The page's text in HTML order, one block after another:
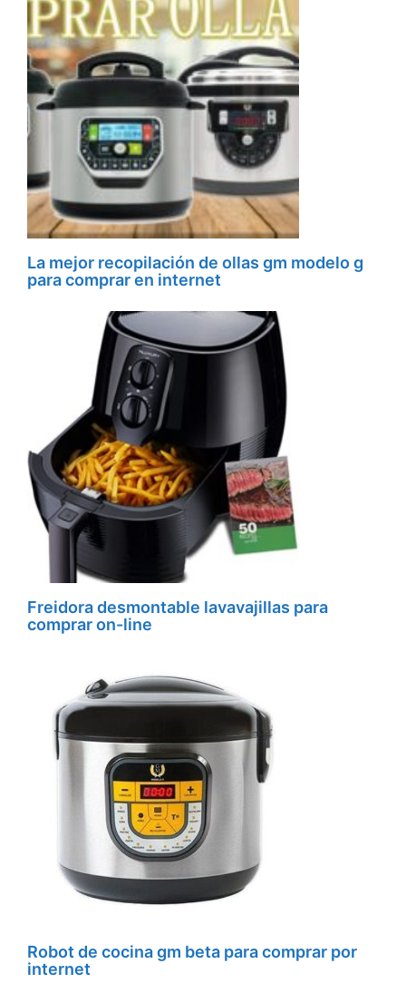
La mejor recopilación de ollas gm modelo g
para comprar en internet
Freidora desmontable lavavajillas para
comprar on-line
Robot de cocina gm beta para comprar por
internet